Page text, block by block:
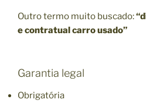
Outro termo muito buscado:
e contratual carro usado”
Garantia legal
Obrigatória